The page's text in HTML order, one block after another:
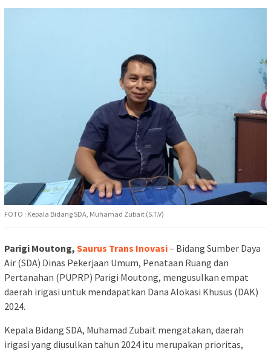
FOTO : Kepala Bidang SDA, Muhamad Zubait (S.T.V)
Parigi Moutong, Saurus Trans Inovasi– Bidang Sumber Daya
Air (SDA) Dinas Pekerjaan Umum, Penataan Ruang dan
Pertanahan (PUPRP) Parigi Moutong, mengusulkan empat
daerah irigasi untuk mendapatkan Dana Alokasi Khusus (DAK)
2024.
Kepala Bidang SDA, Muhamad Zubait mengatakan, daerah
irigasi yang diusulkan tahun 2024 itu merupakan prioritas,